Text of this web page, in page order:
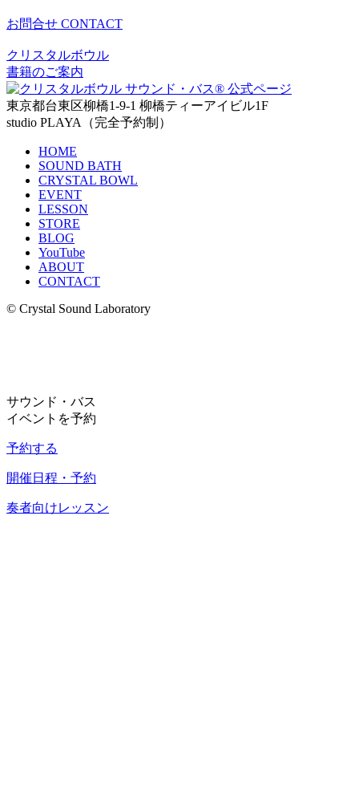
お問合せ CONTACT
クリスタルボウル
書籍のご案内
東京都台東区柳橋1-9-1 柳橋ティーアイビル1F
studio PLAYA（完全予約制）
HOME
SOUND BATH
CRYSTAL BOWL
EVENT
LESSON
STORE
BLOG
YouTube
ABOUT
CONTACT
© Crystal Sound Laboratory
サウンド・バス
イベントを予約
予約する
開催日程・予約
奏者向けレッスン